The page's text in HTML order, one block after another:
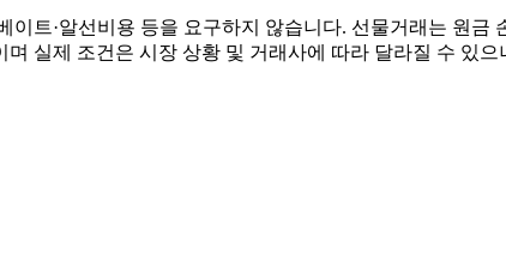
트·알선비용 등을 요구하지 않습니다. 선물거래는 원금
실제 조건은 시장 상황 및 거래사에 따라 달라질 수 있으